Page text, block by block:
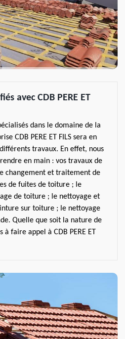
avec CDB PERE ET
dans le domaine de la
CDB PERE ET FILS sera en
travaux. En effet, nous
en main : vos travaux de
changement et traitement de
de fuites de toiture ; le
de toiture ; le nettoyage et
sur toiture ; le nettoyage
Quelle que soit la nature de
à faire appel à CDB PERE ET